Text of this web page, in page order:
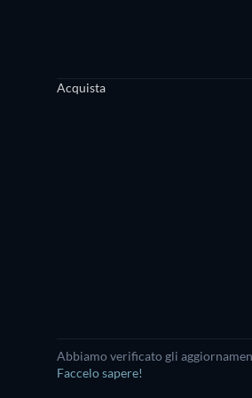
Acquista
Abbiamo verificato gli
Faccelo sapere!